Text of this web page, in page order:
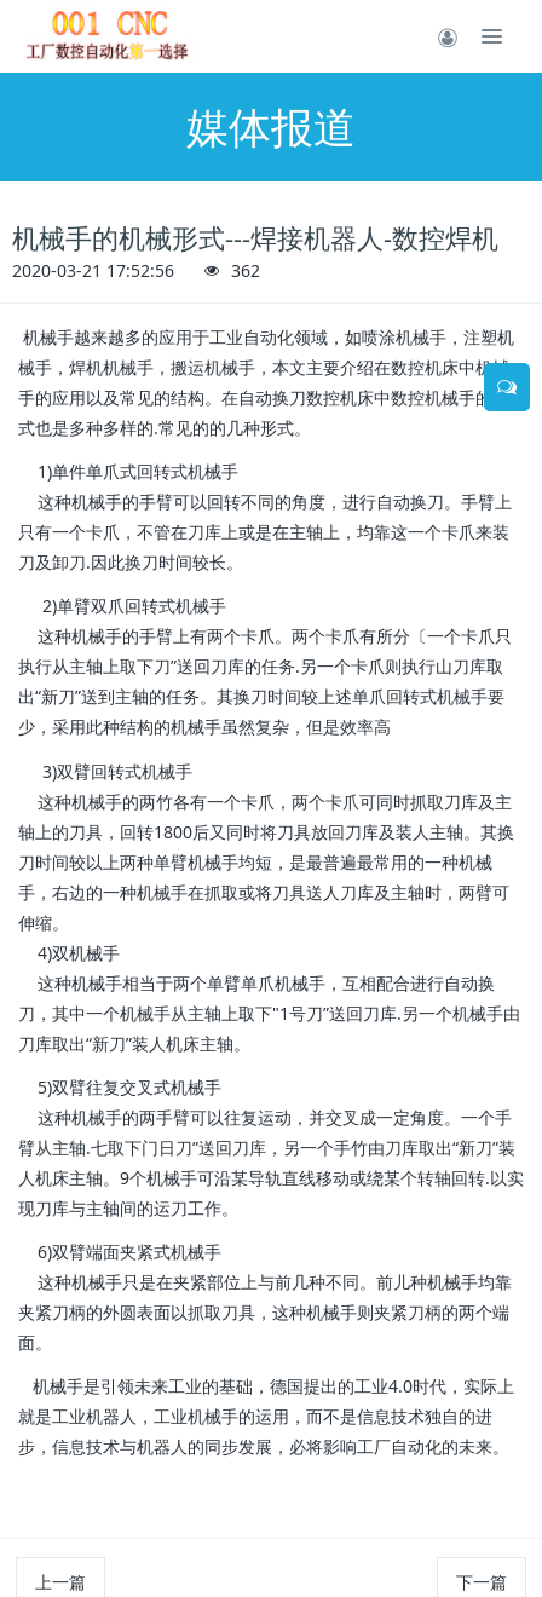
媒体报道
机械手的机械形式---焊接机器人-数控焊机
2020-03-21 17:52:56 362
机械手越来越多的应用于工业自动化领域，如喷涂机械手，注塑机
械手，焊机机械手，搬运机械手，本文主要介绍在数控机床中机械
手的应用以及常见的结构。在自动换刀数控机床中数控机械手的形
式也是多种多样的.常见的的几种形式。
1)单件单爪式回转式机械手
这种机械手的手臂可以回转不同的角度，进行自动换刀。手臂上
只有一个卡爪，不管在刀库上或是在主轴上，均靠这一个卡爪来装
刀及卸刀.因此换刀时间较长。
2)单臂双爪回转式机械手
这种机械手的手臂上有两个卡爪。两个卡爪有所分〔一个卡爪只
执行从主轴上取下刀”送回刀库的任务.另一个卡爪则执行山刀库取
出“新刀”送到主轴的任务。其换刀时间较上述单爪回转式机械手要
少，采用此种结构的机械手虽然复杂，但是效率高
3)双臂回转式机械手
这种机械手的两竹各有一个卡爪，两个卡爪可同时抓取刀库及主
轴上的刀具，回转1800后又同时将刀具放回刀库及装人主轴。其换
刀时间较以上两种单臂机械手均短，是最普遍最常用的一种机械
手，右边的一种机械手在抓取或将刀具送人刀库及主轴时，两臂可
伸缩。
4)双机械手
这种机械手相当于两个单臂单爪机械手，互相配合进行自动换
刀，其中一个机械手从主轴上取下"1号刀”送回刀库.另一个机械手由
刀库取出“新刀”装人机床主轴。
5)双臂往复交叉式机械手
这种机械手的两手臂可以往复运动，并交叉成一定角度。一个手
臂从主轴.七取下门日刀”送回刀库，另一个手竹由刀库取出“新刀”装
人机床主轴。9个机械手可沿某导轨直线移动或绕某个转轴回转.以实
现刀库与主轴间的运刀工作。
6)双臂端面夹紧式机械手
这种机械手只是在夹紧部位上与前几种不同。前儿种机械手均靠
夹紧刀柄的外圆表面以抓取刀具，这种机械手则夹紧刀柄的两个端
面。
机械手是引领未来工业的基础，德国提出的工业4.0时代，实际上
就是工业机器人，工业机械手的运用，而不是信息技术独自的进
步，信息技术与机器人的同步发展，必将影响工厂自动化的未来。
上一篇 下一篇